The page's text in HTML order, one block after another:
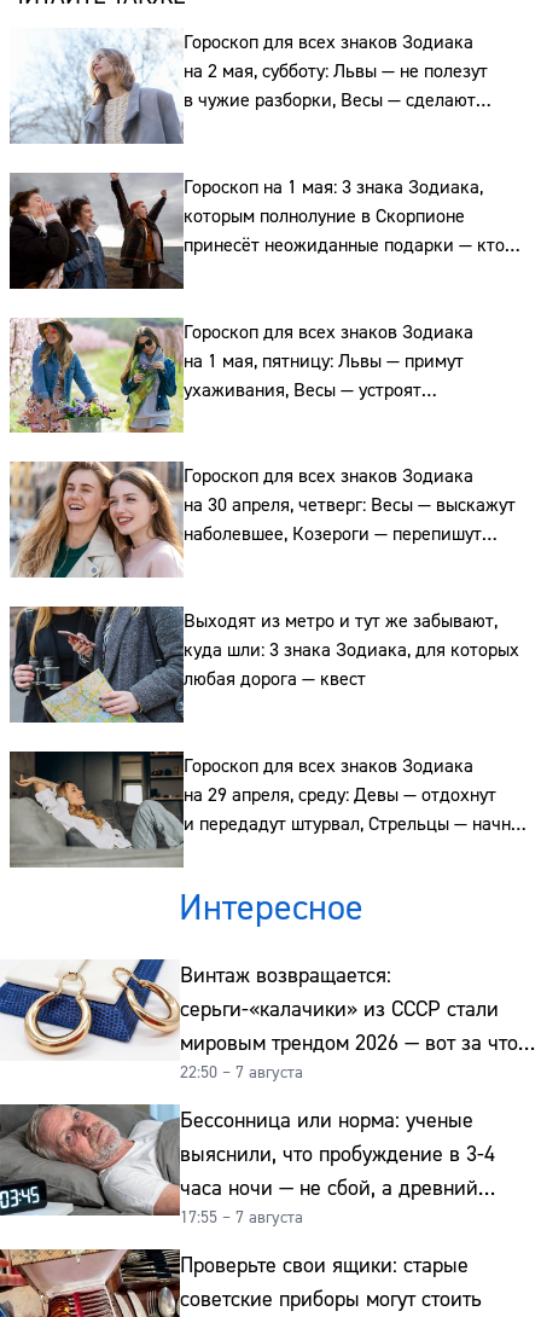
Гороскоп для всех знаков Зодиака
на 2 мая, субботу: Львы — не полезут
в чужие разборки, Весы — сделают
выбор, а, а Рыбы выскажут обиды
Гороскоп на 1 мая: 3 знака Зодиака,
которым полнолуние в Скорпионе
принесёт неожиданные подарки — кто
Гороскоп для всех знаков Зодиака
на 1 мая, пятницу: Львы — примут
ухаживания, Весы — устроят
романтический ужин, а Водолеи —
Гороскоп для всех знаков Зодиака
на 30 апреля, четверг: Весы — выскажут
наболевшее, Козероги — перепишут
планы, а Рыбы — смоют тревогу водой
Выходят из метро и тут же забывают,
куда шли: 3 знака Зодиака, для которых
любая дорога — квест
Гороскоп для всех знаков Зодиака
на 29 апреля, среду: Девы — отдохнут
и передадут штурвал, Стрельцы — начнут
действовать, а Рыбы — выскажут негатив
Интересное
Винтаж возвращается:
серьги-«калачики» из СССР стали
мировым трендом 2026 — вот за что
их ценят ювелиры
22:50 – 7 августа
Бессонница или норма: ученые
выяснили, что пробуждение в 3-4
часа ночи — не сбой, а древний
биологический ритм
17:55 – 7 августа
Проверьте свои ящики: старые
советские приборы могут стоить
Адрес:
Телефон: